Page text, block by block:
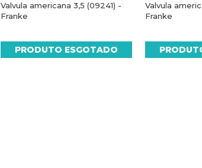
Valvula americana 3,5 (09241) -
Franke
PRODUTO ESGOTADO
Valvula
Franke